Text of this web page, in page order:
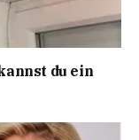
du ein